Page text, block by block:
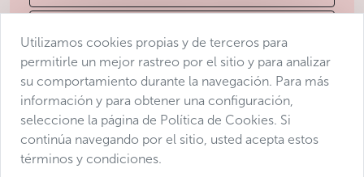
Condiciones de venta
Protección de datos
Declaración de accesibilidad
Manage consent
Utilizamos cookies propias y de terceros para
permitirle un mejor rastreo por el sitio y para analizar
su comportamiento durante la navegación. Para más
información y para obtener una configuración,
seleccione la página de Política de Cookies. Si
continúa navegando por el sitio, usted acepta estos
términos y condiciones.